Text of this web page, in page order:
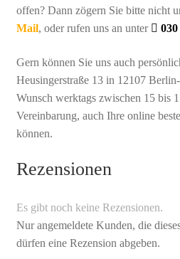
offen? Dann zögern Sie bitte nicht
Mail, oder rufen uns an unter 030
Gern können Sie uns auch
Heusingerstraße 13 in 12107
Wunsch werktags zwischen 15 bis
Vereinbarung, auch Ihre online
können.
Rezensionen
Es gibt noch keine Rezensionen.
Nur angemeldete Kunden, die
dürfen eine Rezension abgeben.